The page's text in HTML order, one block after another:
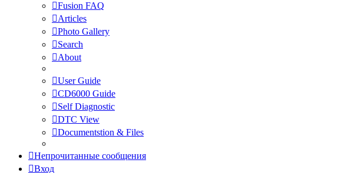
Fusion FAQ
Articles
Photo Gallery
Search
About
User Guide
CD6000 Guide
Self Diagnostic
DTC View
Documentstion & Files
Непрочитанные сообщения
Вход